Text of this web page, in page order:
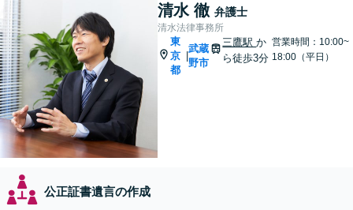
清水 徹 弁護士
清水法律事務所
東
京
都
|
武蔵
野市
三鷹駅か
ら徒歩3分
営業時間：10:00~
18:00（平日）
公正証書遺言の作成